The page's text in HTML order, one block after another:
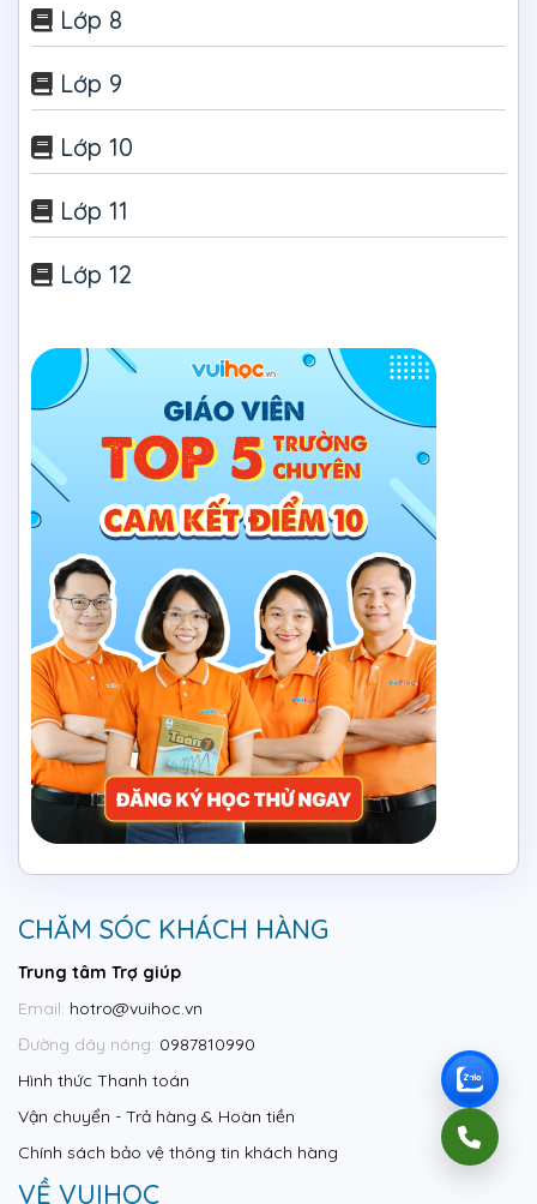
Lớp 8
Lớp 9
Lớp 10
Lớp 11
Lớp 12
CHĂM SÓC KHÁCH HÀNG
Trung tâm Trợ giúp
Email: hotro@vuihoc.vn
Đường dây nóng: 0987810990
Hình thức Thanh toán
Vận chuyển - Trả hàng & Hoàn tiền
Chính sách bảo vệ thông tin khách hàng
VỀ VUIHOC